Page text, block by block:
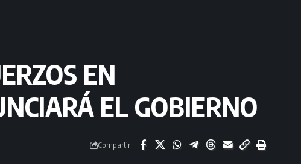
EN
EL GOBIERNO
Compartir